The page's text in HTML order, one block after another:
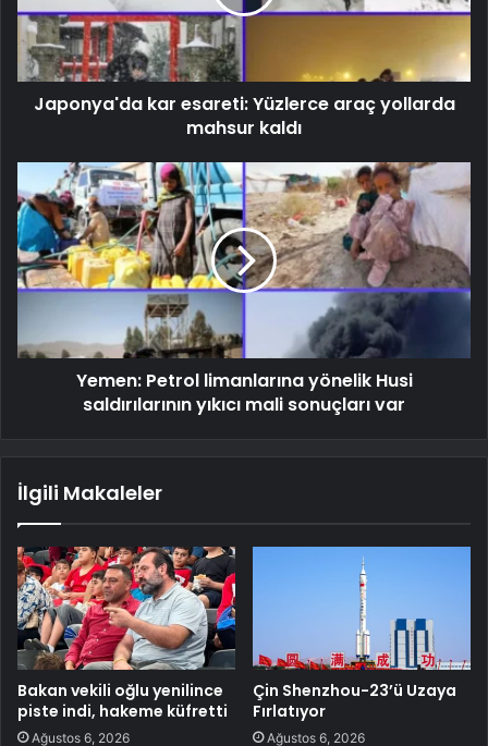
Japonya'da kar esareti: Yüzlerce araç yollarda
mahsur kaldı
Yemen: Petrol limanlarına yönelik Husi
saldırılarının yıkıcı mali sonuçları var
İlgili Makaleler
Bakan vekili oğlu yenilince
piste indi, hakeme küfretti
Ağustos 6, 2026
Çin Shenzhou-23’ü Uzaya
Fırlatıyor
Ağustos 6, 2026